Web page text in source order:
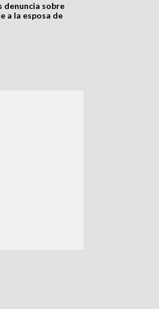
denuncia sobre
a la esposa de